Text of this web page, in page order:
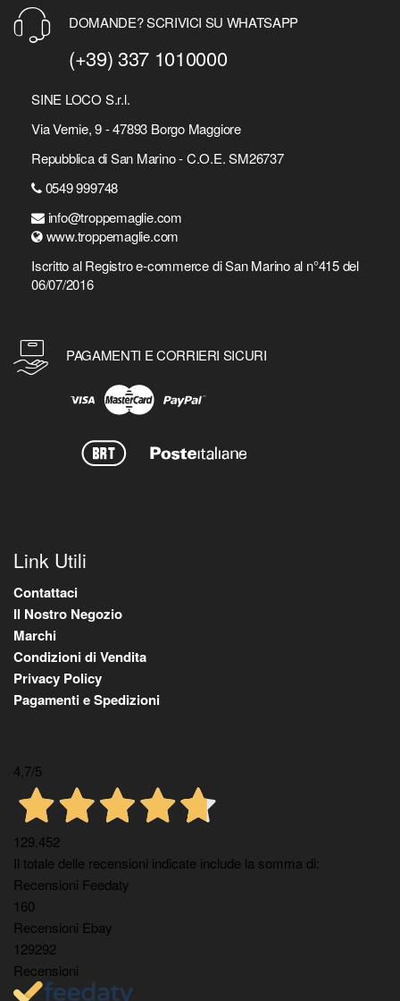
DOMANDE? SCRIVICI SU WHATSAPP
(+39) 337 1010000
SINE LOCO S.r.l.
Via Vernie, 9 - 47893 Borgo Maggiore
Repubblica di San Marino - C.O.E. SM26737
0549 999748
info@troppemaglie.com
www.troppemaglie.com
Iscritto al Registro e-commerce di San Marino al n°415 del
06/07/2016
PAGAMENTI E CORRIERI SICURI
Link Utili
Contattaci
Il Nostro Negozio
Marchi
Condizioni di Vendita
Privacy Policy
Pagamenti e Spedizioni
4,7/5
129.452
Il totale delle recensioni indicate include la somma di:
Recensioni Feedaty
160
Recensioni Ebay
129292
Recensioni